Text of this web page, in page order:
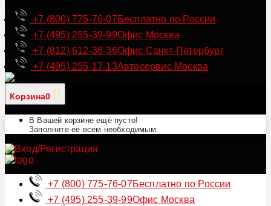
+7 (800) 775-76-07Бесплатно по России
+7 (495) 255-39-99Офис Москва
+7 (812) 612-36-36Офис Санкт-Петербург
+7 (495) 255-17-13Автосервис Москва
Корзина0
В Вашей корзине ещё пусто!
Заполните ее всем необходимым.
+7 (800) 775-76-07Бесплатно по России
+7 (495) 255-39-99Офис Москва